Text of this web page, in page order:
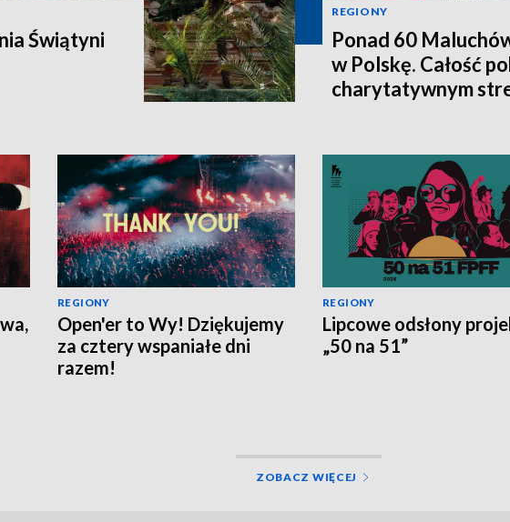
Świątyni
REGIONY
Ponad 60
w Polskę. Całość
charytatywnym
REGIONY
Open'er to Wy! Dziękujemy
za cztery wspaniałe dni
razem!
REGIONY
Lipcowe odsłony
„50 na 51”
ZOBACZ WIĘCEJ